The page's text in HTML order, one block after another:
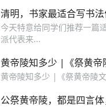
清明，书家最适合写书
今天特意给同学们推荐一篇
派代表来...
黄帝陵知多少 |《祭黄
黄帝陵知多少 |《祭黄帝陵
公祭黄帝陵，都是四言